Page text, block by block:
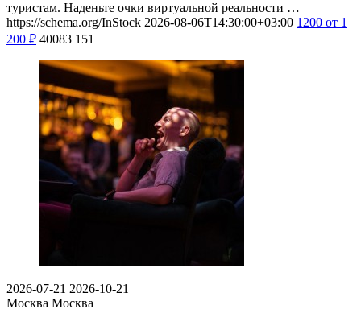
туристам. Наденьте очки виртуальной реальности …
https://schema.org/InStock 2026-08-06T14:30:00+03:00 1200 от 1
200 ₽ 40083 151
2026-07-21 2026-10-21
Москва Москва